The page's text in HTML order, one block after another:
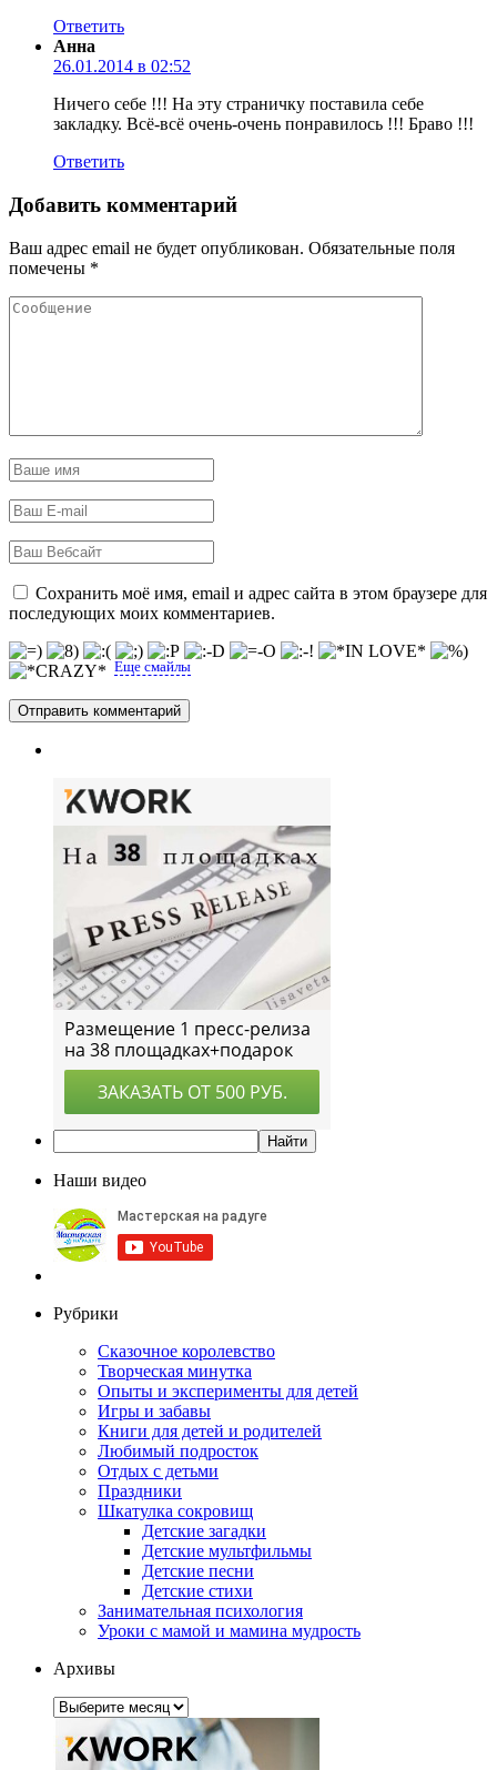
Ответить
Анна
26.01.2014 в 02:52
Ничего себе !!! На эту страничку поставила себе
закладку. Всё-всё очень-очень понравилось !!! Браво !!!
Ответить
Добавить комментарий
Ваш адрес email не будет опубликован. Обязательные поля
помечены *
Сохранить моё имя, email и адрес сайта в этом браузере для
последующих моих комментариев.
Еще смайлы
Наши видео
Рубрики
Сказочное королевство
Творческая минутка
Опыты и эксперименты для детей
Игры и забавы
Книги для детей и родителей
Любимый подросток
Отдых с детьми
Праздники
Шкатулка сокровищ
Детские загадки
Детские мультфильмы
Детские песни
Детские стихи
Занимательная психология
Уроки с мамой и мамина мудрость
Архивы
Архивы